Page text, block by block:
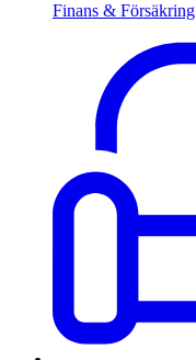
Finans & Försäkring